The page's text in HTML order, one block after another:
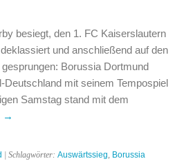
besiegt, den 1. FC Kaiserslautern
und anschließend auf den
Borussia Dortmund
Deutschland mit seinem Tempospiel
Samstag stand mit dem
→
| Schlagwörter: Auswärtssieg Borussia